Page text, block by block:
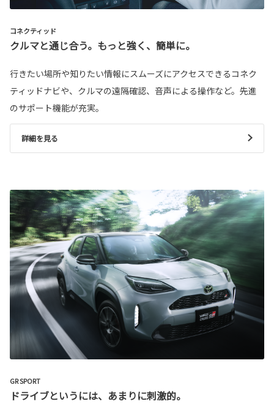
コネクティッド
クルマと通じ合う。もっと強く、簡単に。
行きたい場所や知りたい情報にスムーズにアクセスできるコネク
ティッドナビや、クルマの遠隔確認、音声による操作など。先進
のサポート機能が充実。
詳細を見る
GR SPORT
ドライブというには、あまりに刺激的。